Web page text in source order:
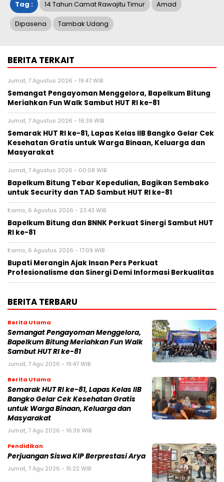
Tag : 14 Tahun Camat Rawajitu Timur Amad
Dipasena Tambak Udang
BERITA TERKAIT
Jumat, 7 Agustus 2026 - 19:47 WIB
Semangat Pengayoman Menggelora, Bapelkum Bitung
Meriahkan Fun Walk Sambut HUT RI ke-81
Jumat, 7 Agustus 2026 - 16:39 WIB
Semarak HUT RI ke-81, Lapas Kelas IIB Bangko Gelar Cek
Kesehatan Gratis untuk Warga Binaan, Keluarga dan
Masyarakat
Jumat, 7 Agustus 2026 - 00:08 WIB
Bapelkum Bitung Tebar Kepedulian, Bagikan Sembako
untuk Security dan TAD Sambut HUT RI ke-81
Kamis, 6 Agustus 2026 - 23:43 WIB
Bapelkum Bitung dan BNNK Perkuat Sinergi Sambut HUT
RI ke-81
Kamis, 6 Agustus 2026 - 17:09 WIB
Bupati Merangin Ajak Insan Pers Perkuat
Profesionalisme dan Sinergi Demi Informasi Berkualitas
BERITA TERBARU
Berita Utama
Semangat Pengayoman Menggelora,
Bapelkum Bitung Meriahkan Fun Walk
Sambut HUT RI ke-81
Jumat, 7 Agu 2026 - 19:47 WIB
Berita Utama
Semarak HUT RI ke-81, Lapas Kelas IIB
Bangko Gelar Cek Kesehatan Gratis
untuk Warga Binaan, Keluarga dan
Masyarakat
Jumat, 7 Agu 2026 - 16:39 WIB
Pendidikan
Perjuangan Siswa KIP Berprestasi Arya
Jumat, 7 Agu 2026 - 15:22 WIB